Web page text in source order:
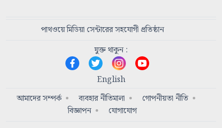
পাথওয়ে মিডিয়া সেন্টারের সহযোগী প্রতিষ্ঠান
যুক্ত থাকুন :
English
আমাদের সম্পর্ক
ব্যবহার নীতিমালা
গোপনীয়তা নীতি
বিজ্ঞাপন
যোগাযোগ